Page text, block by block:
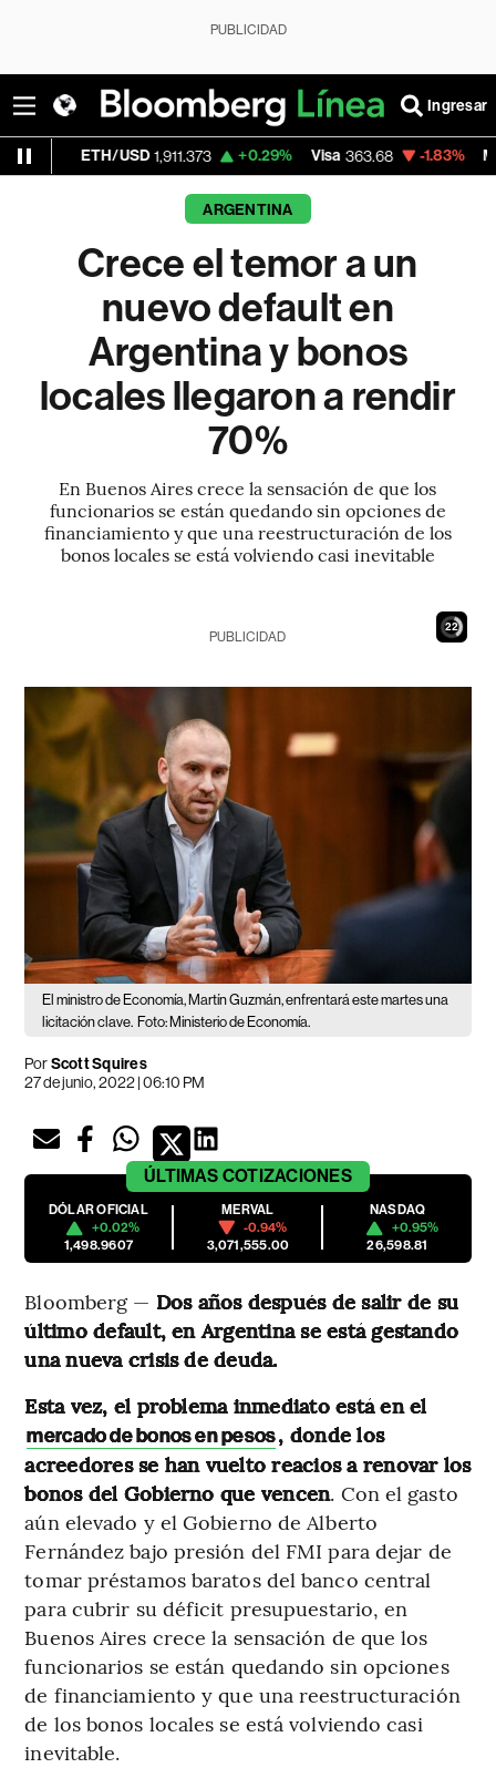
PUBLICIDAD
Ingresar
1,911.373 +0.29% Visa 363.68 -1.83% MercadoLibre
ARGENTINA
Crece el temor a un
nuevo default en
Argentina y bonos
locales llegaron a rendir
70%
En Buenos Aires crece la sensación de que los
funcionarios se están quedando sin opciones de
financiamiento y que una reestructuración de los
bonos locales se está volviendo casi inevitable
21
PUBLICIDAD
El ministro de Economía, Martín Guzmán, enfrentará este martes una
licitación clave. Foto: Ministerio de Economía.
PorScott Squires
27 de junio, 2022 | 06:10 PM
ÚLTIMAS COTIZACIONES
DÓLAR OFICIAL
+0.02%
1,498.9607
MERVAL
-0.94%
3,071,555.00
NASDAQ
+0.95%
26,598.81
Bloomberg — Dos años después de salir de su
último default, en Argentina se está gestando
una nueva crisis de deuda.
Esta vez, el problema inmediato está en el
mercado de bonos en pesos, donde los
acreedores se han vuelto reacios a renovar los
bonos del Gobierno que vencen. Con el gasto
aún elevado y el Gobierno de Alberto
Fernández bajo presión del FMI para dejar de
tomar préstamos baratos del banco central
para cubrir su déficit presupuestario, en
Buenos Aires crece la sensación de que los
funcionarios se están quedando sin opciones
de financiamiento y que una reestructuración
de los bonos locales se está volviendo casi
inevitable.